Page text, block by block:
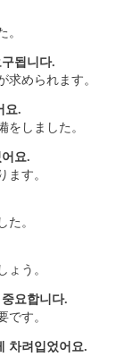
。
됩니다.
められます。
요.
をしました。
요.
ます。
た。
ょう。
요합니다.
です。
차려입었어요.